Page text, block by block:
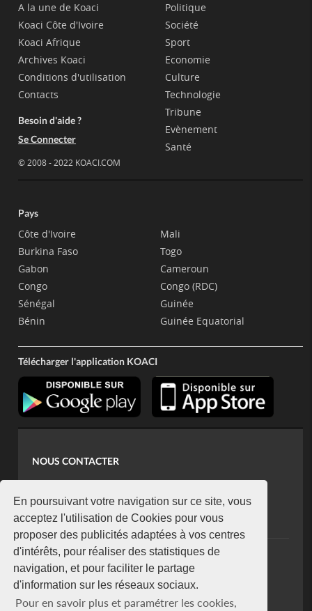
En poursuivant votre navigation sur ce site, vous
acceptez l'utilisation de Cookies pour vous
proposer des publicités adaptées à vos centres
d'intérêts, pour réaliser des statistiques de
navigation, et pour faciliter le partage
d'information sur les réseaux sociaux.
Pour en savoir plus et paramétrer les cookies,
A la une de Koaci
Koaci Côte d'Ivoire
Koaci Afrique
Archives Koaci
Conditions d'utilisation
Contacts
Besoin d'aide ?
Se Connecter
© 2008 - 2022 KOACI.COM
Politique
Société
Sport
Economie
Culture
Technologie
Tribune
Evènement
Santé
Pays
Côte d'Ivoire
Burkina Faso
Gabon
Congo
Sénégal
Bénin
Mali
Togo
Cameroun
Congo (RDC)
Guinée
Guinée Equatorial
Télécharger l'application KOACI
NOUS CONTACTER
koaci@yahoo.fr
+225 07 08 85 52 93
NEWSLETTER
Restez connecté via notre newsletter
S'abonner